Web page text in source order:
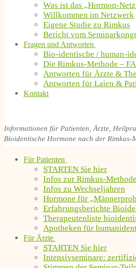
Was ist das „Hormon-
Willkommen im Netzwerk
Eigene Studie zu Rimkus
Bericht vom
Fragen und Antworten
Bio-identische / human-
Die Rimkus-Methode –
Antworten für Ärzte &
Antworten für Laien &
Kontakt
Informationen für Patienten, Ärzte,
Bioidentische Hormone nach der Rimkus-
Für Patienten
STARTEN Sie hier
Infos zur Rimkus-Methode
Infos zu Wechseljahren
Hormone für
Erfahrungsberichte
Therapeutenliste
Apotheken für
Für Ärzte
STARTEN Sie hier
Intensivseminare: